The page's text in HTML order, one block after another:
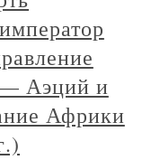
— Аэций и
Африки